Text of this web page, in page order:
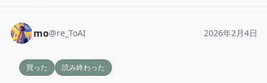
mo@re_ToAI 2026年2月4日
買った 読み終わった